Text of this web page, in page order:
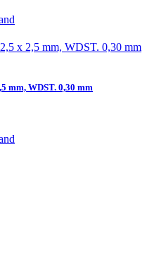
mm, WDST. 0,30 mm